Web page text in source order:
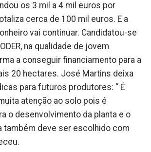
os 3 mil a 4 mil euros por
cerca de 100 mil euros. E a
vai continuar. Candidatou-se
na qualidade de jovem
a conseguir financiamento para a
20 hectares. José Martins deixa
para futuros produtores: “ É
atenção ao solo pois é
o desenvolvimento da planta e o
também deve ser escolhido com